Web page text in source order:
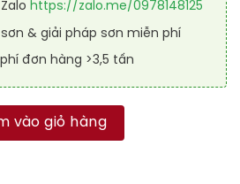
https://zalo.me/0978148125
& giải pháp sơn miễn phí
đơn hàng >3,5 tấn
(Màu Square Dance) số lượng
vào giỏ hàng